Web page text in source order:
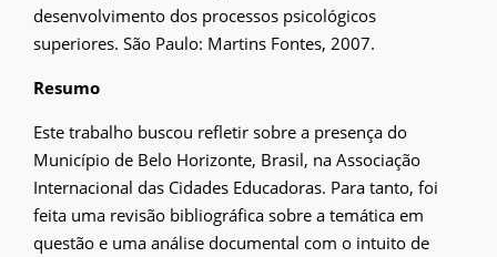
desenvolvimento dos processos psicológicos
superiores. São Paulo: Martins Fontes, 2007.
Resumo
Este trabalho buscou refletir sobre a presença do
Município de Belo Horizonte, Brasil, na Associação
Internacional das Cidades Educadoras. Para tanto, foi
feita uma revisão bibliográfica sobre a temática em
questão e uma análise documental com o intuito de